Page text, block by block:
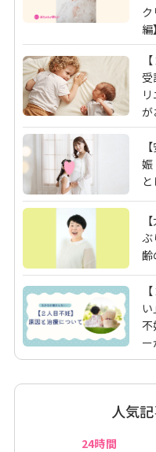
編】
が
娠
ぶ
齢
不
人気
24時間